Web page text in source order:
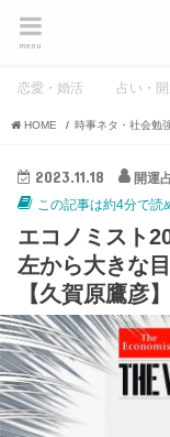
menu
恋愛・婚活 占い・
HOME 時事ネタ・社会勉
2023.11.18
開運
この記事は約4分で読
エコノミスト
左から大きな
【久賀原鷹彦】